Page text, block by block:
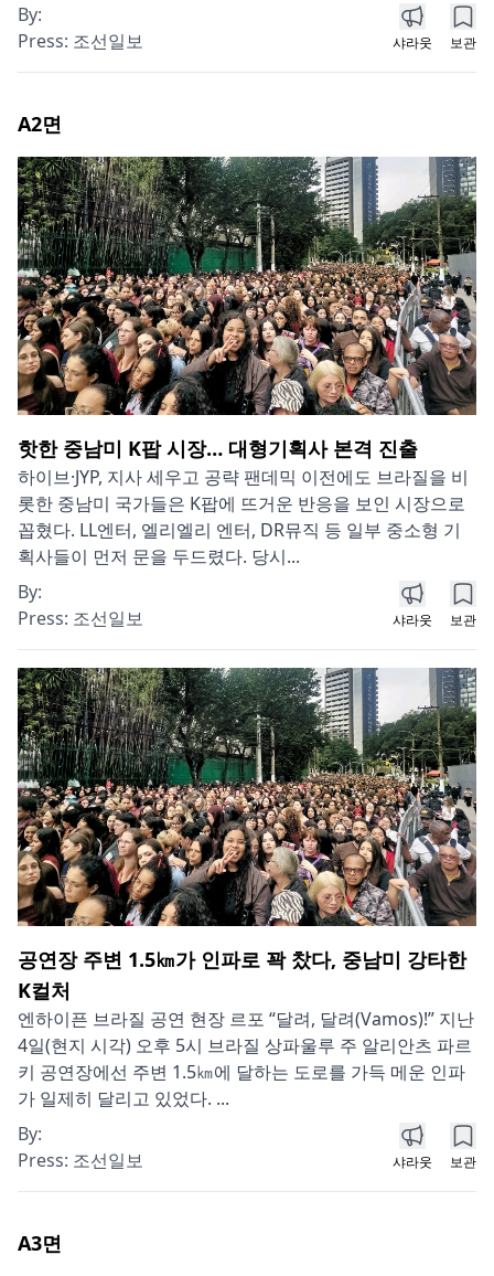
By:
Press: 조선일보 샤라웃 보관
A2면
핫한 중남미 K팝 시장… 대형기획사 본격 진출
하이브·JYP, 지사 세우고 공략 팬데믹 이전에도 브라질을 비
롯한 중남미 국가들은 K팝에 뜨거운 반응을 보인 시장으로
꼽혔다. LL엔터, 엘리엘리 엔터, DR뮤직 등 일부 중소형 기
획사들이 먼저 문을 두드렸다. 당시...
By:
Press: 조선일보 샤라웃 보관
공연장 주변 1.5㎞가 인파로 꽉 찼다, 중남미 강타한
K컬처
엔하이픈 브라질 공연 현장 르포 “달려, 달려(Vamos)!” 지난
4일(현지 시각) 오후 5시 브라질 상파울루 주 알리안츠 파르
키 공연장에선 주변 1.5㎞에 달하는 도로를 가득 메운 인파
가 일제히 달리고 있었다. ...
By:
Press: 조선일보 샤라웃 보관
A3면